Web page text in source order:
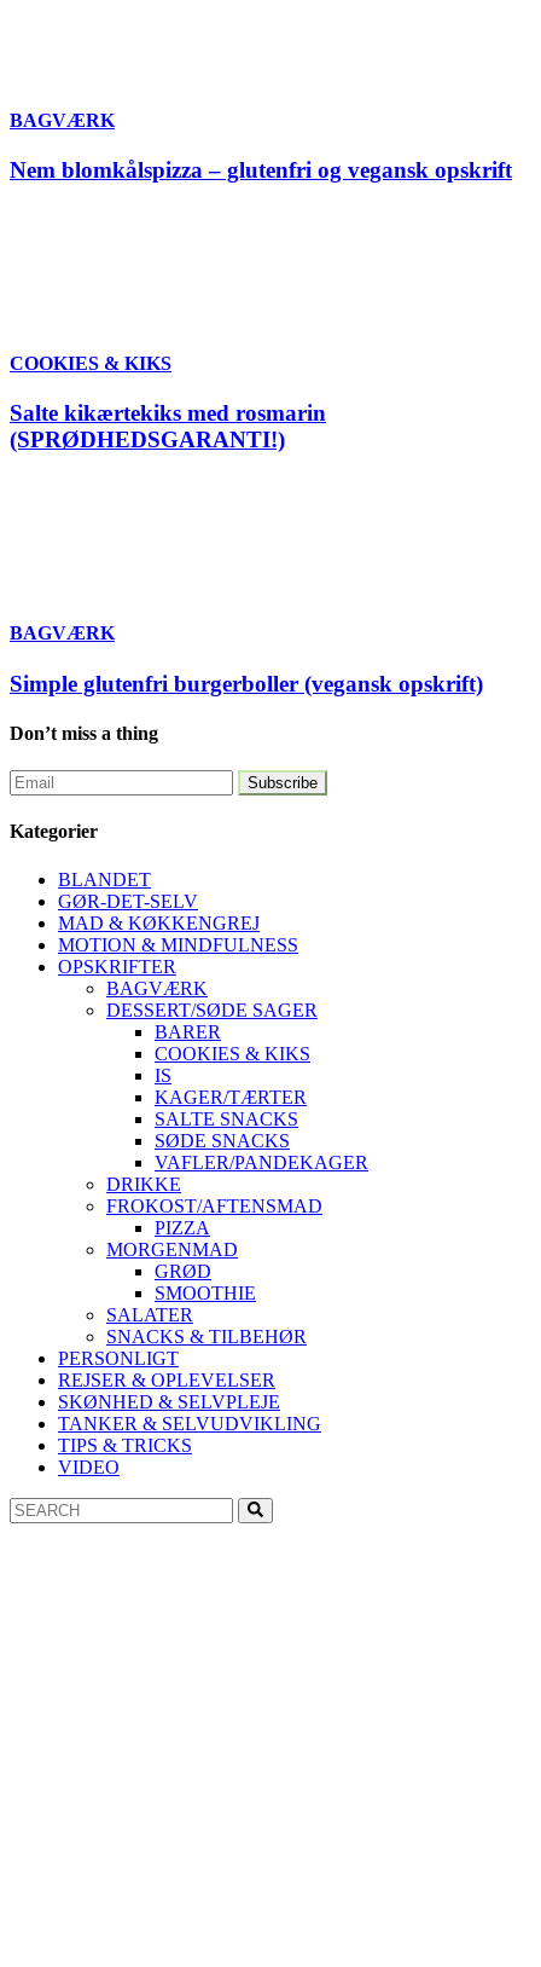
BAGVÆRK
Nem blomkålspizza – glutenfri og vegansk opskrift
COOKIES & KIKS
Salte kikærtekiks med rosmarin
(SPRØDHEDSGARANTI!)
BAGVÆRK
Simple glutenfri burgerboller (vegansk opskrift)
Don’t miss a thing
Kategorier
BLANDET
GØR-DET-SELV
MAD & KØKKENGREJ
MOTION & MINDFULNESS
OPSKRIFTER
BAGVÆRK
DESSERT/SØDE SAGER
BARER
COOKIES & KIKS
IS
KAGER/TÆRTER
SALTE SNACKS
SØDE SNACKS
VAFLER/PANDEKAGER
DRIKKE
FROKOST/AFTENSMAD
PIZZA
MORGENMAD
GRØD
SMOOTHIE
SALATER
SNACKS & TILBEHØR
PERSONLIGT
REJSER & OPLEVELSER
SKØNHED & SELVPLEJE
TANKER & SELVUDVIKLING
TIPS & TRICKS
VIDEO
Search
for: